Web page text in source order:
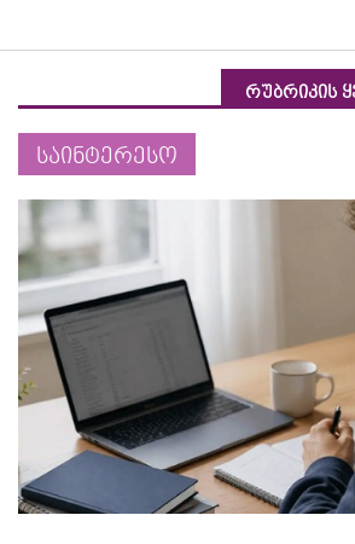
რუბრიკის
საინტერესო